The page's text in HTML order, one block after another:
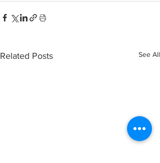
Related Posts See All